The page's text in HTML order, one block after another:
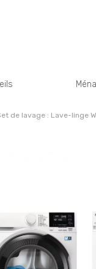
de lavage : Lave-linge